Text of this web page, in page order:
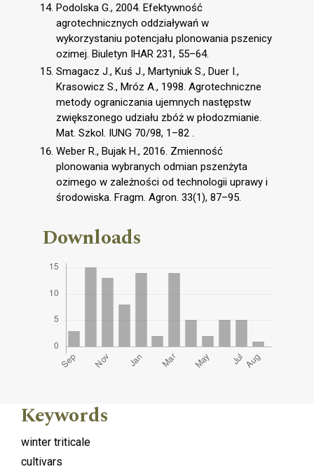
Podolska G., 2004. Efektywność
agrotechnicznych oddziaływań w
wykorzystaniu potencjału plonowania pszenicy
ozimej. Biuletyn IHAR 231, 55–64.
Smagacz J., Kuś J., Martyniuk S., Duer I.,
Krasowicz S., Mróz A., 1998. Agrotechniczne
metody ograniczania ujemnych następstw
zwiększonego udziału zbóż w płodozmianie.
Mat. Szkol. IUNG 70/98, 1–82 .
Weber R., Bujak H., 2016. Zmienność
plonowania wybranych odmian pszenżyta
ozimego w zależności od technologii uprawy i
środowiska. Fragm. Agron. 33(1), 87–95.
Downloads
Keywords
winter triticale
cultivars